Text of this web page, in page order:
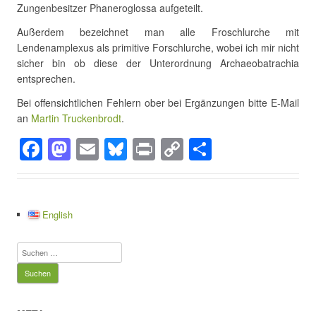
Zungenbesitzer Phaneroglossa aufgeteilt.
Außerdem bezeichnet man alle Froschlurche mit
Lendenamplexus als primitive Forschlurche, wobei ich mir nicht
sicher bin ob diese der Unterordnung Archaeobatrachia
entsprechen.
Bei offensichtlichen Fehlern ober bei Ergänzungen bitte E-Mail
an Martin Truckenbrodt.
F
e
b
o
o
M
o
d
o
E Bl Pr C
English
Suchen
nach: